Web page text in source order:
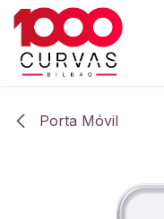
Ir al contenido
Porta Móvil